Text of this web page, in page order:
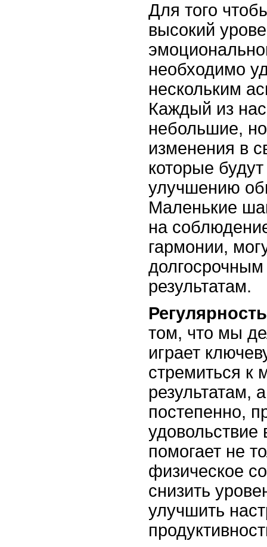
Для того
высокий
необходимо
нескольким
Каждый из
небольшие,
изменения в
которые
улучшению
Маленькие
на
гармонии,
результатам.
том, что мы
играет
стремиться к
результатам,
постепенно,
удовольствие
помогает не
физическое
снизить
улучшить